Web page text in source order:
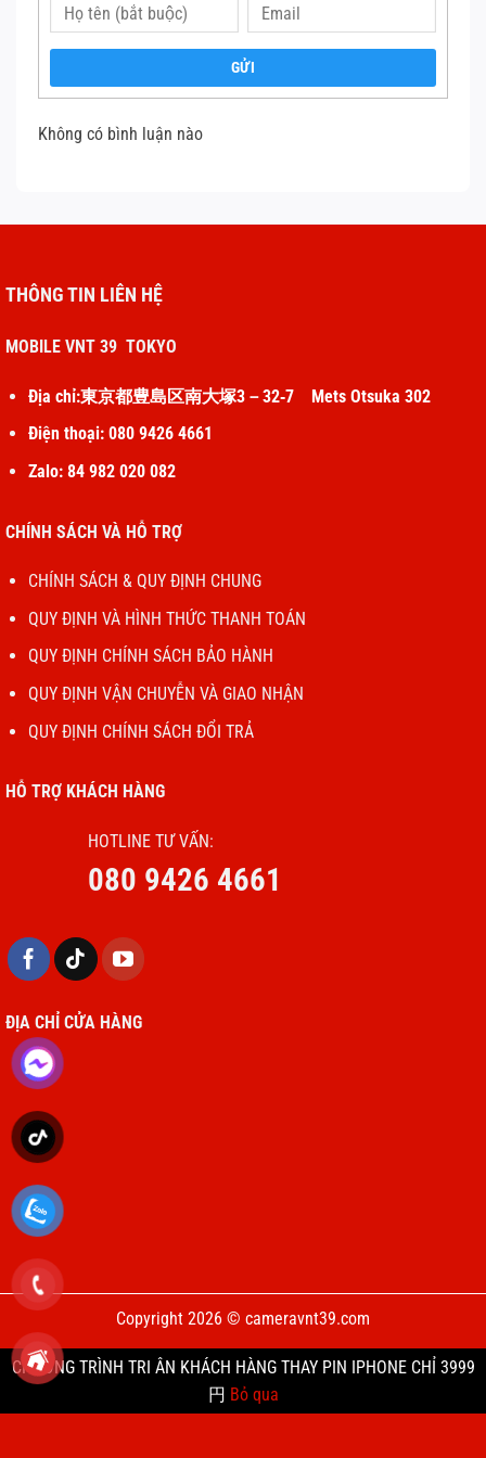
iPhone 15 Promax lên một đẳng cấp mới
Bộ vi xử lý 6 nhân gồm 2 nhân hiệu năng cao, xử lý các tác
vụ nặng và 4 nhân tiết kiệm năng lượng dành cho các tác
vụ thông thường, giúp kéo dài thời lượng pin. Ngoài ra,
Camera linh hoạt với khả năng zoom quang học 5x
Hệ thống camera trên iPhone 15 Pro Max đã được cải tiến
nghiệp. Camera chính 48MP với khẩu độ ƒ/1.78 mang lại
hình ảnh sắc nét và rõ ràng đến từng chi tiết ngay cả
góc rộng 12MP cho phép chụp ảnh toàn cảnh rộng lớn, lý
chuyên dụng cao cấp
Camera của iPhone 15 Promax hỗ trợ zoom quang học 5x
với telephoto 12MP, một bước tiến lớn so với zoom 3x
cả các chi tiết nhỏ từ xa mà vẫn giữ được chất lượng hình
ảnh. Khả năng quay video của máy cũng rất ấn tượng với
độ nét lên đến 4K@60fps kết hợp Photonic Engine, HDR 5
và Deep Fusion mang lại màu sắc rực rỡ, độ tương phản
cao và chi tiết sống động.
Cổng USB-C mang lại tốc độ truyền dữ liệu vượt trội
iPhone 15 Pro Max có sự chuyển đổi ở cổng USB-C nhằm
mang lại khả năng kết nối linh hoạt và hiệu suất cao. Với
tốc độ truyền tải dữ liệu lên đến 10Gbps, cổng USB-C giúp
bạn dễ dàng sao chép các tệp lớn như video 4K, ảnh RAW
chỉ trong vài giây. Ngoài ra, cổng này còn hỗ trợ sạc
ngược, cho phép iPhone 15 ProMax trở thành nguồn năng
lượng dự phòng để sạc các thiết bị khác.
GỬI
Không có bình luận nào
THÔNG TIN LIÊN HỆ
MOBILE VNT 39 TOKYO
Địa chỉ:東京都豊島区南大塚3－32‐7 Mets Otsuka 302
Điện thoại: 080 9426 4661
Zalo: 84 982 020 082
CHÍNH SÁCH VÀ HỖ TRỢ
CHÍNH SÁCH & QUY ĐỊNH CHUNG
QUY ĐỊNH VÀ HÌNH THỨC THANH TOÁN
QUY ĐỊNH CHÍNH SÁCH BẢO HÀNH
QUY ĐỊNH VẬN CHUYỄN VÀ GIAO NHẬN
QUY ĐỊNH CHÍNH SÁCH ĐỔI TRẢ
HỖ TRỢ KHÁCH HÀNG
HOTLINE TƯ VẤN:
080 9426 4661
ĐỊA CHỈ CỬA HÀNG
Copyright 2026 © cameravnt39.com
CHƯƠNG TRÌNH TRI ÂN KHÁCH HÀNG THAY PIN IPHONE CHỈ 3999
円 Bỏ qua